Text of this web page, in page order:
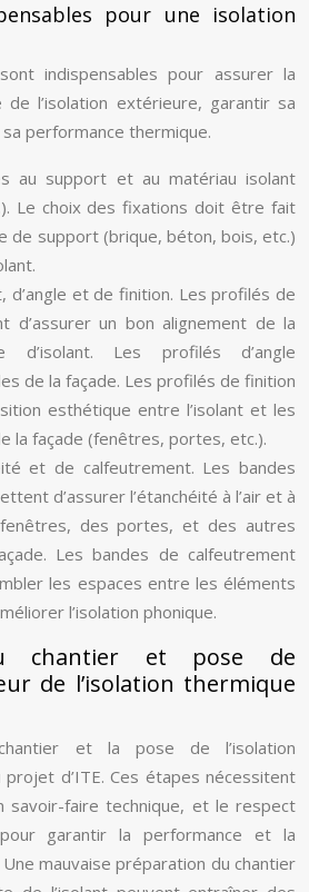
pour une isolation
indispensables pour assurer la
l’isolation extérieure, garantir sa
performance thermique.
au support et au matériau isolant
Le choix des fixations doit être fait
de support (brique, béton, bois, etc.)
d’angle et de finition. Les profilés de
d’assurer un bon alignement de la
d’isolant. Les profilés d’angle
de la façade. Les profilés de finition
esthétique entre l’isolant et les
la façade (fenêtres, portes, etc.).
et de calfeutrement. Les bandes
d’assurer l’étanchéité à l’air et à
des portes, et des autres
Les bandes de calfeutrement
les espaces entre les éléments
l’isolation phonique.
chantier et pose de
de l’isolation thermique
et la pose de l’isolation
d’ITE. Ces étapes nécessitent
savoir-faire technique, et le respect
garantir la performance et la
mauvaise préparation du chantier